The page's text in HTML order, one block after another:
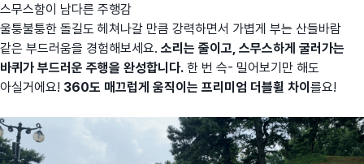
스무스함이 남다른 주행감
울퉁불퉁한 돌길도 헤쳐나갈 만큼 강력하면서 가볍게 부는 산들바람
같은 부드러움을 경험해보세요. 소리는 줄이고, 스무스하게 굴러가는
바퀴가 부드러운 주행을 완성합니다. 한 번 슥- 밀어보기만 해도
아실거에요! 360도 매끄럽게 움직이는 프리미엄 더블휠 차이 를요!